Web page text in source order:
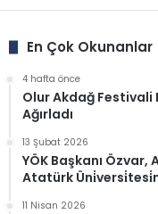
En Çok Okunanlar
4 hafta önce
Olur Akdağ Festivali
Ağırladı
13 Şubat 2026
YÖK Başkanı Özvar,
Atatürk
11 Nisan 2026